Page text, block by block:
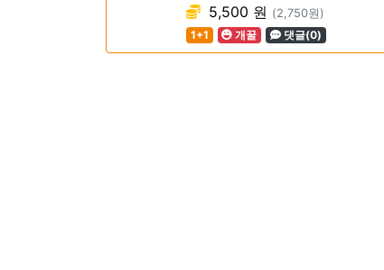
5,500 원 (2,750원)
1+1
개꿀 댓글(0)